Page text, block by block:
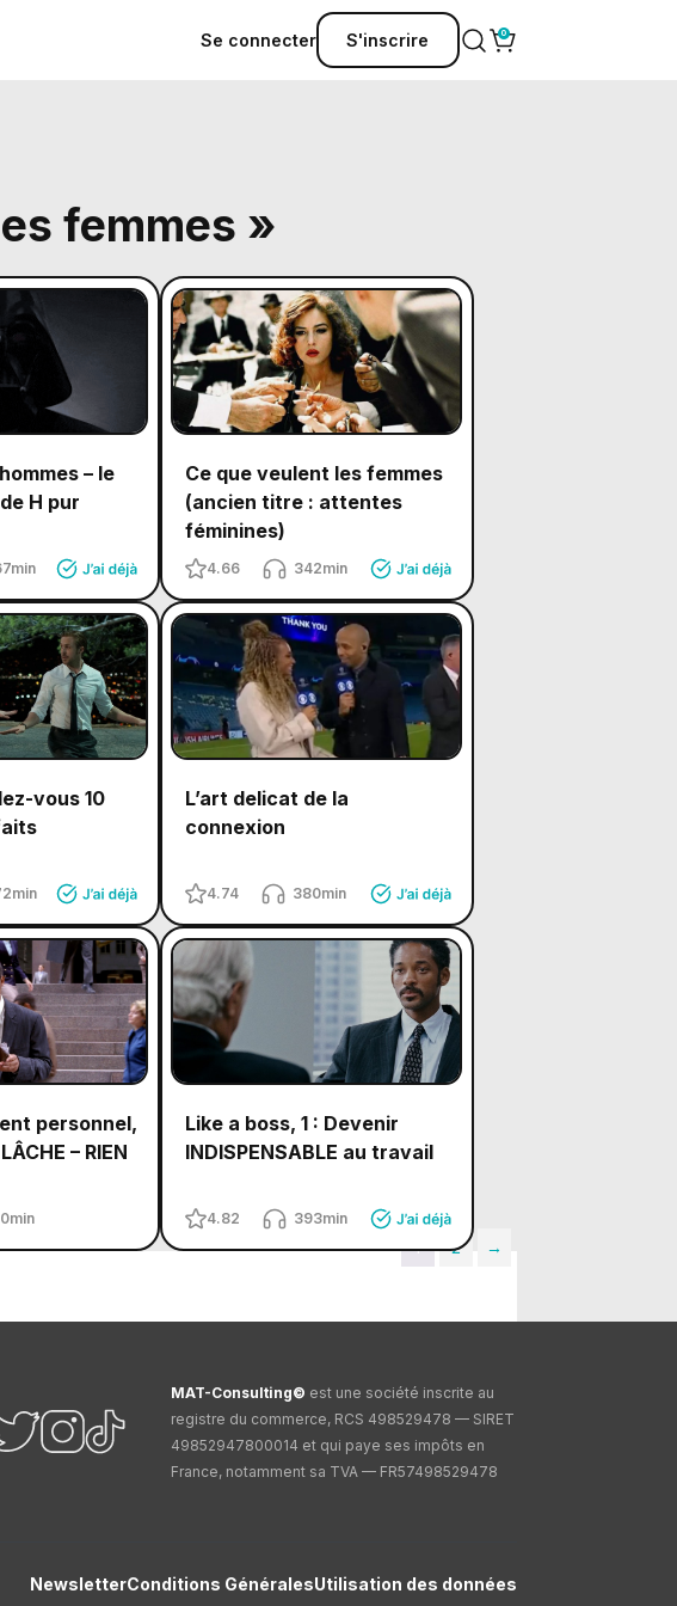
Se connecter S'inscrire
femmes »
– le
H pur
Ce que veulent les femmes
(ancien titre : attentes
féminines)
4.66 342min
vous 10
L’art delicat de la
connexion
4.74 380min
personnel,
– RIEN
Like a boss, 1 : Devenir
INDISPENSABLE au travail
4.82 393min
1 2 →
MAT-Consulting© est une société inscrite au
registre du commerce, RCS 498529478 — SIRET
49852947800014 et qui paye ses impôts en
France, notamment sa TVA — FR57498529478
NewsletterConditions GénéralesUtilisation des données